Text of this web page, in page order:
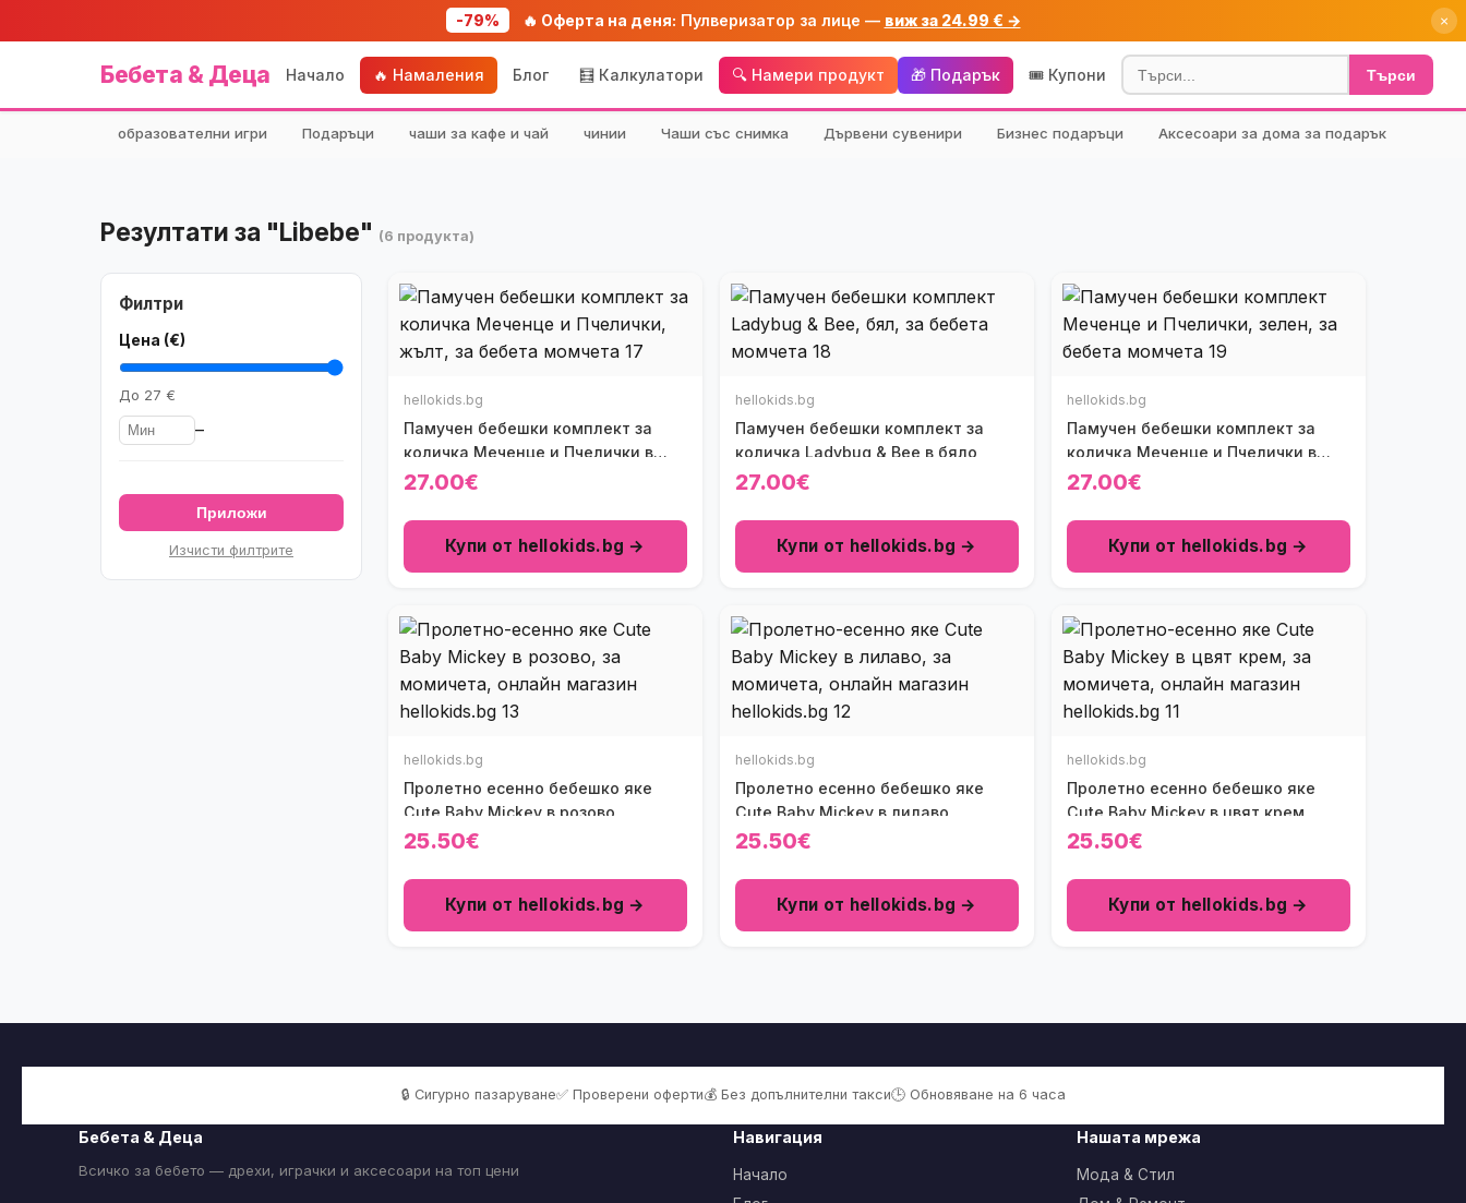
-79% 🔥 Оферта на деня: Пулверизатор за лице — виж за 24.99 € → ×
Бебета & Деца Начало 🔥 Намаления Блог 🧮 Калкулатори 🔍 Намери продукт 🎁 Подарък 🎟️ Купони Търси
образователни игри Подаръци чаши за кафе и чай чинии Чаши със снимка Дървени сувенири Бизнес подаръци Аксесоари за дома за подарък
Резултати за "Libebe" (6 продукта)
Филтри
Цена (€)
До 27 €
–
Приложи
Изчисти филтрите
hellokids.bg
Памучен бебешки комплект за
количка Меченце и Пчелички в
жълто
27.00€
Купи от hellokids.bg →
hellokids.bg
Памучен бебешки комплект за
количка Ladybug & Bee в бяло
27.00€
Купи от hellokids.bg →
hellokids.bg
Памучен бебешки комплект за
количка Меченце и Пчелички в
зелено
27.00€
Купи от hellokids.bg →
hellokids.bg
Пролетно есенно бебешко яке
Cute Baby Mickey в розово
25.50€
Купи от hellokids.bg →
hellokids.bg
Пролетно есенно бебешко яке
Cute Baby Mickey в лилаво
25.50€
Купи от hellokids.bg →
hellokids.bg
Пролетно есенно бебешко яке
Cute Baby Mickey в цвят крем
25.50€
Купи от hellokids.bg →
🔒 Сигурно пазаруване✅ Проверени оферти💰 Без допълнителни такси🕒 Обновяване на 6 часа
Бебета & Деца
Всичко за бебето — дрехи, играчки и аксесоари на топ цени
Навигация
Начало
Нашата мрежа
Мода & Стил